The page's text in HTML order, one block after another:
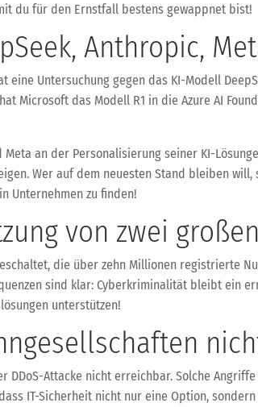
du für den Ernstfall bestens gewappnet bist!
Anthropic,
Untersuchung gegen das KI-Modell
Microsoft das Modell R1 in die Azure AI
an der Personalisierung seiner KI-
Wer auf dem neuesten Stand bleiben
Unternehmen zu finden!
von zwei
die über zehn Millionen registrierte
sind klar: Cyberkriminalität bleibt ein
unterstützen!
Attacke nicht erreichbar. Solche
IT-Sicherheit nicht nur eine Option,